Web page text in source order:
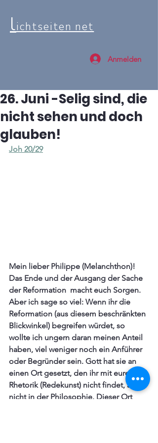
lichtseiten net
Anmelden
26. Juni -Selig sind, die
nicht sehen und doch
glauben!
Joh 20/29
Mein lieber Philippe (Melanchthon)!
Das Ende und der Ausgang der Sache
der Reformation  macht euch Sorgen.
Aber ich sage so viel: Wenn ihr die
Reformation (aus diesem beschränkten
Blickwinkel) begreifen würdet, so
wollte ich ungern daran meinen Anteil
haben, viel weniger noch ein Anführer
oder Begründer sein. Gott hat sie an
einen Ort gesetzt, den ihr mit eurer
Rhetorik (Redekunst) nicht findet, auch
nicht in der Philosophie. Dieser Ort